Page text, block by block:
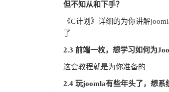
但不知从和下手？
《C计划》详细的为你讲解
了
2.3 前端一枚，想学习如何为
这套教程就是为你准备的
2.4 玩joomla有些年头了，想系